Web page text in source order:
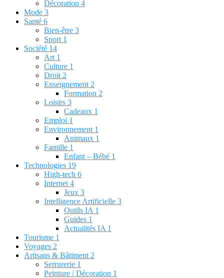
Décoration 4
Mode 3
Santé 6
Bien-être 3
Sport 1
Société 14
Art 1
Culture 1
Droit 2
Enseignement 2
Formation 2
Loisirs 3
Cadeaux 1
Emploi 1
Environnement 1
Animaux 1
Famille 1
Enfant – Bébé 1
Technologies 19
High-tech 6
Internet 4
Jeux 3
Intelligence Artificielle 3
Outils IA 1
Guides 1
Actualités IA 1
Tourisme 1
Voyages 2
Artisans & Bâtiment 2
Serrurerie 1
Peinture / Décoration 1